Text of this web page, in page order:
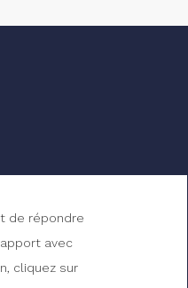
de répondre
avec
cliquez sur